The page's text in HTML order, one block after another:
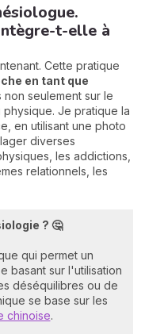
t-elle à
Cette pratique
en tant que
seulement sur le
physique. Je pratique la
en utilisant une photo
diverses
les addictions,
relationnels, les
? 🤔
qui permet un
basant sur l'utilisation
déséquilibres ou de
se base sur les
chinoise.